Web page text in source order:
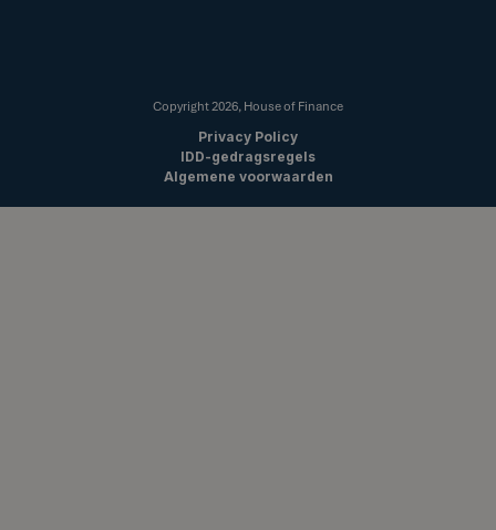
Copyright 2026, House of Finance
Privacy Policy
IDD-gedragsregels
Algemene voorwaarden